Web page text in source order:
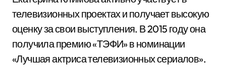
телевизионных проектах и получает высокую
оценку за свои выступления. В 2015 году она
получила премию «ТЭФИ» в номинации
«Лучшая актриса телевизионных сериалов».